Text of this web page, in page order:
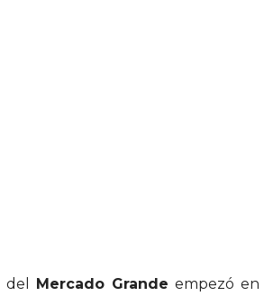
del Mercado Grande empezó en